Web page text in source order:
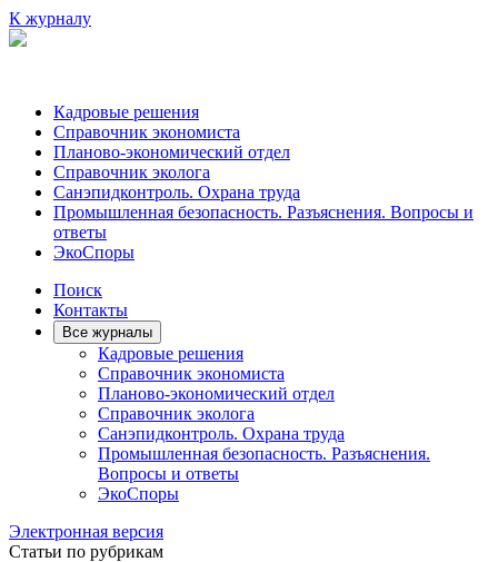
К журналу
Кадровые решения
Справочник экономиста
Планово-экономический отдел
Справочник эколога
Санэпидконтроль. Охрана труда
Промышленная безопасность. Разъяснения. Вопросы и
ответы
ЭкоСпоры
Поиск
Контакты
Все журналы
Кадровые решения
Справочник экономиста
Планово-экономический отдел
Справочник эколога
Санэпидконтроль. Охрана труда
Промышленная безопасность. Разъяснения.
Вопросы и ответы
ЭкоСпоры
Электронная версия
Статьи по рубрикам